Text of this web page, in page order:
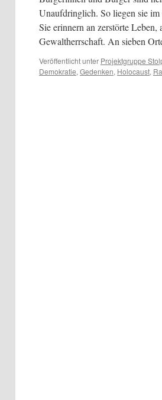
Unaufdringlich. So liegen sie
Sie erinnern an zerstörte
Gewaltherrschaft. An sieben
Veröffentlicht unter Projektgruppe
Demokratie, Gedenken, Holocaust,